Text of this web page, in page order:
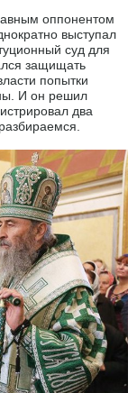
оппонентом
выступал
суд для
защищать
попытки
И он решил
два